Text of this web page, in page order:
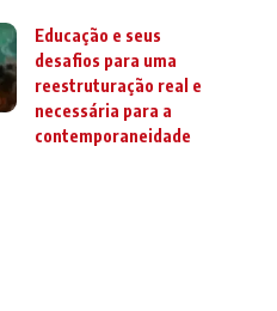
Educação e seus
desafios para uma
reestruturação real e
necessária para a
contemporaneidade